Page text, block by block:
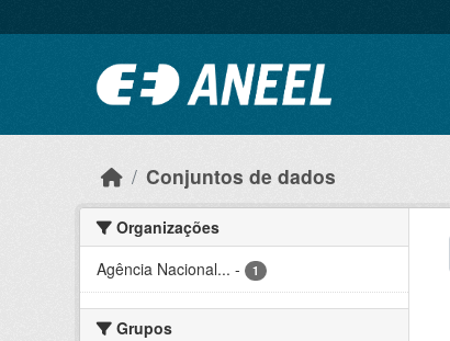
Conjuntos de dados
Organizações
Agência Nacional... - 1
Grupos